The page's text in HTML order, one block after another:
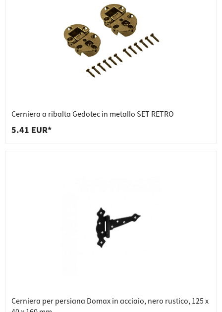
Cerniera a ribalta Gedotec in metallo SET RETRO
5.41 EUR*
Cerniera per persiana Domax in acciaio, nero rustico, 125 x